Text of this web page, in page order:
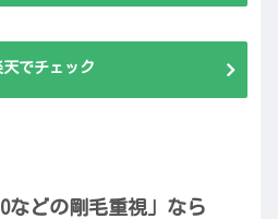
天でチェック
などの剛毛重視」なら